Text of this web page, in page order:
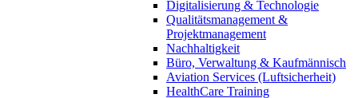
Digitalisierung & Technologie
Qualitätsmanagement &
Projektmanagement
Nachhaltigkeit
Büro, Verwaltung & Kaufmännisch
Aviation Services (Luftsicherheit)
HealthCare Training